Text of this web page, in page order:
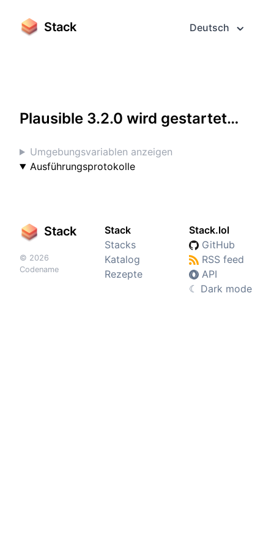
Stack Deutsch
Plausible 3.2.0 wird gestartet…
Umgebungsvariablen anzeigen
Ausführungsprotokolle
Stack
© 2026
Codename
Stack
Stacks
Katalog
Rezepte
Stack.lol
GitHub
RSS feed
API
☾ Dark mode